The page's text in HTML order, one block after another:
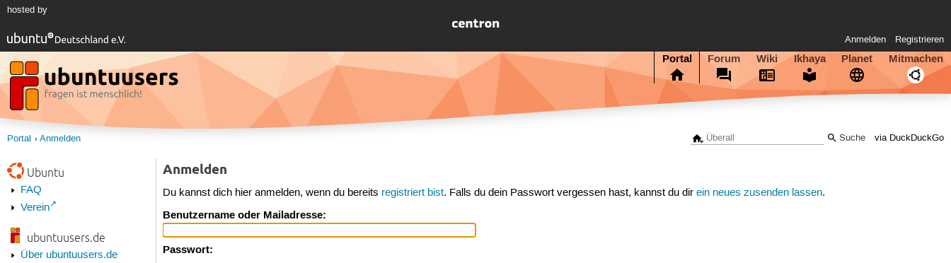
hosted by
Anmelden Registrieren
Portal Forum Wiki Ikhaya Planet Mitmachen
via DuckDuckGo
Portal Anmelden
Ubuntu
FAQ
Verein
ubuntuusers.de
Über ubuntuusers.de
Anmelden
Du kannst dich hier anmelden, wenn du bereits registriert bist. Falls du dein Passwort vergessen hast, kannst du direin neues zusenden lassen.
Benutzername oder Mailadresse:
Passwort: